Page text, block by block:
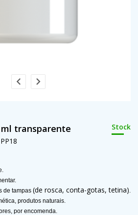
ml transparente
Stock
de tampas (de rosca, conta-gotas, tetina).
produtos naturais.
por encomenda.